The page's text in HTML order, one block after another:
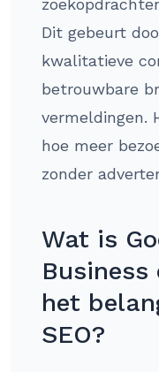
Dit gebeurt
kwalitatieve
betrouwbare
vermeldingen.
hoe meer
zonder
Wat is
het
SEO?